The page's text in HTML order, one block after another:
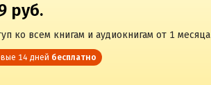
руб.
ко всем книгам и аудиокнигам от 1 месяца
14 дней бесплатно